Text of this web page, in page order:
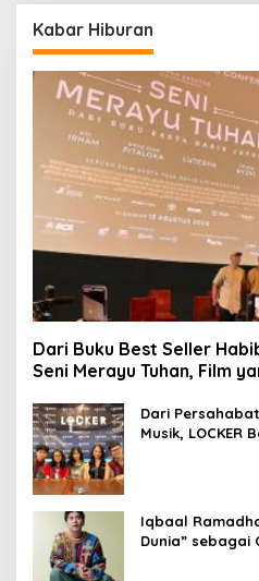
Kabar Hiburan
Dari Buku Best Seller
Seni Merayu Tuhan, Film
Dari
Musik,
Iqbaal
Dunia” sebagai